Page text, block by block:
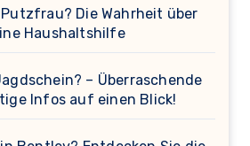
Die Wahrheit über
Haushaltshilfe
– Überraschende
Infos auf einen Blick!